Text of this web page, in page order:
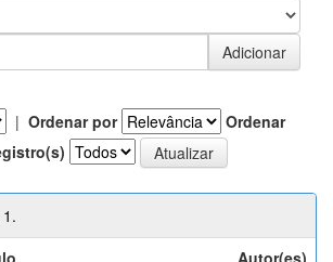
| Ordenar por
Ordenar
Autor(es)